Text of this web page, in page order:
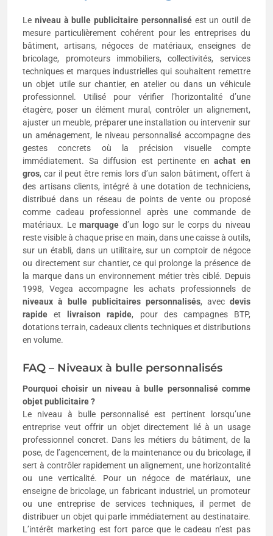
Le niveau à bulle publicitaire personnaliséest un outil de
mesure particulièrement cohérent pour les entreprises du
bâtiment, artisans, négoces de matériaux, enseignes de
bricolage, promoteurs immobiliers, collectivités, services
techniques et marques industrielles qui souhaitent remettre
un objet utile sur chantier, en atelier ou dans un véhicule
professionnel. Utilisé pour vérifier l’horizontalité d’une
étagère, poser un élément mural, contrôler un alignement,
ajuster un meuble, préparer une installation ou intervenir sur
un aménagement, le niveau personnalisé accompagne des
gestes concrets où la précision visuelle compte
immédiatement. Sa diffusion est pertinente enachat en
gros, car il peut être remis lors d’un salon bâtiment, offert à
des artisans clients, intégré à une dotation de techniciens,
distribué dans un réseau de points de vente ou proposé
comme cadeau professionnel après une commande de
matériaux. Lemarquage d’un logo sur le corps du niveau
reste visible à chaque prise en main, dans une caisse à outils,
sur un établi, dans un utilitaire, sur un comptoir de négoce
ou directement sur chantier, ce qui prolonge la présence de
la marque dans un environnement métier très ciblé. Depuis
1998, Vegea accompagne les achats professionnels de
niveaux à bulle publicitaires personnalisés, avec devis
rapide et livraison rapide, pour des campagnes BTP,
dotations terrain, cadeaux clients techniques et distributions
en volume.
FAQ – Niveaux à bulle personnalisés
Pourquoi choisir un niveau à bulle personnalisé comme
objet publicitaire ?
Le niveau à bulle personnalisé est pertinent lorsqu’une
entreprise veut offrir un objet directement lié à un usage
professionnel concret. Dans les métiers du bâtiment, de la
pose, de l’agencement, de la maintenance ou du bricolage, il
sert à contrôler rapidement un alignement, une horizontalité
ou une verticalité. Pour un négoce de matériaux, une
enseigne de bricolage, un fabricant industriel, un promoteur
ou une entreprise de services techniques, il permet de
distribuer un objet qui parle immédiatement au destinataire.
L’intérêt marketing est fort parce que le cadeau n’est pas